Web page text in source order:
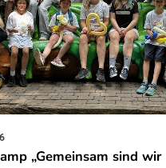
„Gemeinsam sind wir